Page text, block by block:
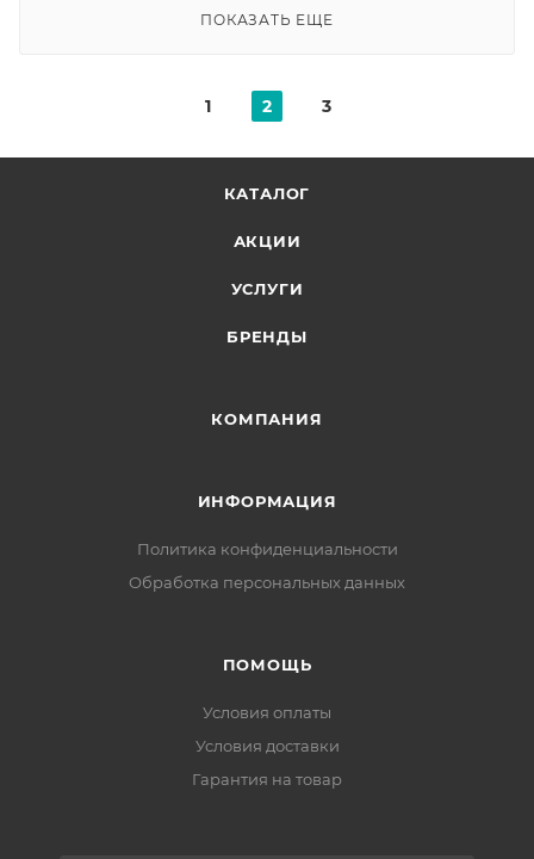
ПОКАЗАТЬ ЕЩЕ
1 2 3
КАТАЛОГ
АКЦИИ
УСЛУГИ
БРЕНДЫ
КОМПАНИЯ
ИНФОРМАЦИЯ
Политика конфиденциальности
Обработка персональных данных
ПОМОЩЬ
Условия оплаты
Условия доставки
Гарантия на товар